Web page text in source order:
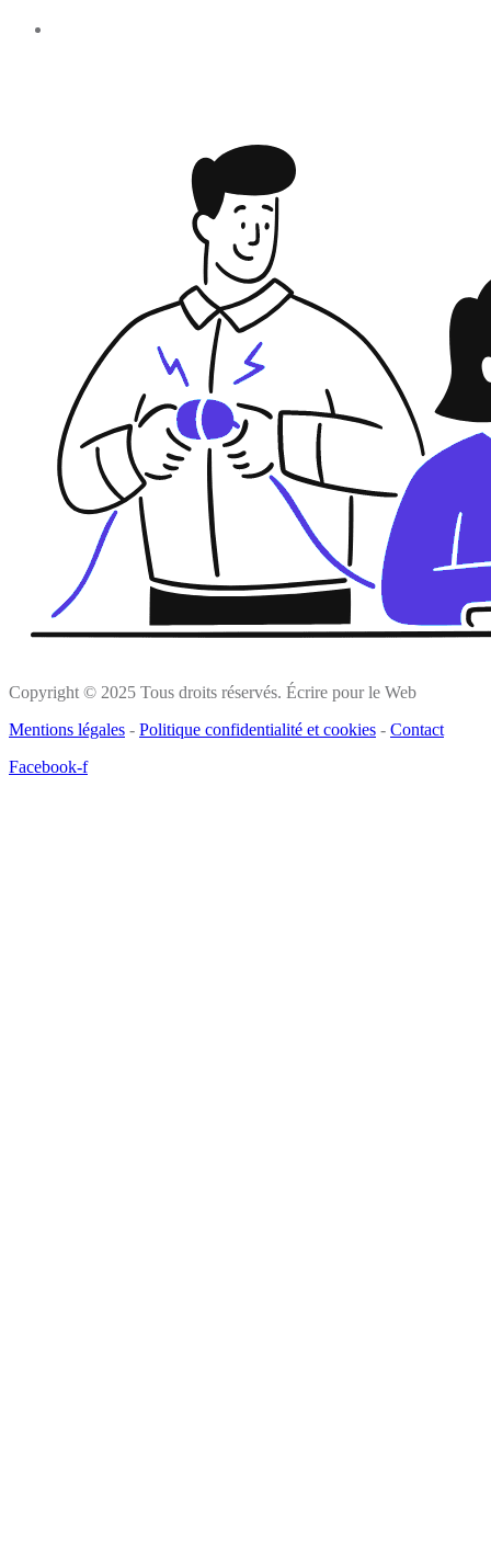
Copyright © 2025 Tous droits réservés. Écrire pour le Web
Mentions légales - Politique confidentialité et cookies - Contact
Facebook-f